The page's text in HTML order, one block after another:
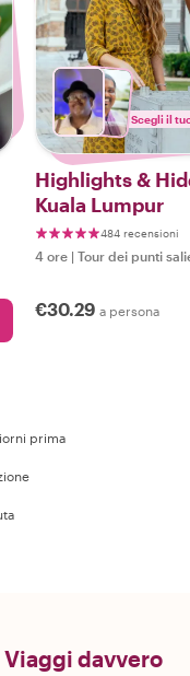
Scegli il
Highlights &
Kuala Lumpur
484 recensioni
4 ore | Tour dei punti
€30.29 a persona
prima
davvero